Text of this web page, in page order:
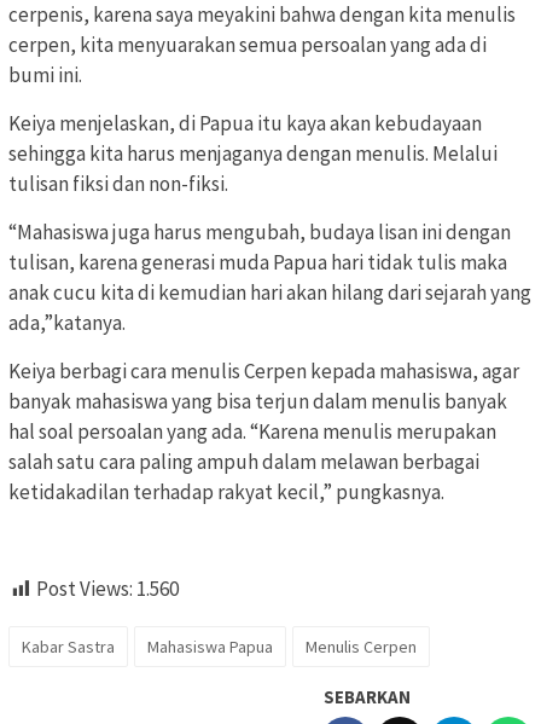
cerpenis, karena saya meyakini bahwa dengan kita menulis
cerpen, kita menyuarakan semua persoalan yang ada di
bumi ini.
Keiya menjelaskan, di Papua itu kaya akan kebudayaan
sehingga kita harus menjaganya dengan menulis. Melalui
tulisan fiksi dan non-fiksi.
“Mahasiswa juga harus mengubah, budaya lisan ini dengan
tulisan, karena generasi muda Papua hari tidak tulis maka
anak cucu kita di kemudian hari akan hilang dari sejarah yang
ada,”katanya.
Keiya berbagi cara menulis Cerpen kepada mahasiswa, agar
banyak mahasiswa yang bisa terjun dalam menulis banyak
hal soal persoalan yang ada. “Karena menulis merupakan
salah satu cara paling ampuh dalam melawan berbagai
ketidakadilan terhadap rakyat kecil,” pungkasnya.
Post Views: 1.560
Kabar Sastra Mahasiswa Papua Menulis Cerpen
SEBARKAN